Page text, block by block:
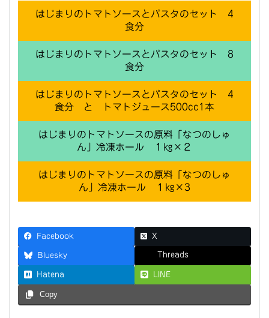
はじまりのトマトソースとパスタのセット 4
食分
はじまりのトマトソースとパスタのセット 8
食分
はじまりのトマトソースとパスタのセット 4
食分 と トマトジュース500cc1本
はじまりのトマトソースの原料「なつのしゅ
ん」冷凍ホール １㎏×２
はじまりのトマトソースの原料「なつのしゅ
ん」冷凍ホール １㎏×3
Facebook X
Bluesky Threads
Hatena LINE
Copy